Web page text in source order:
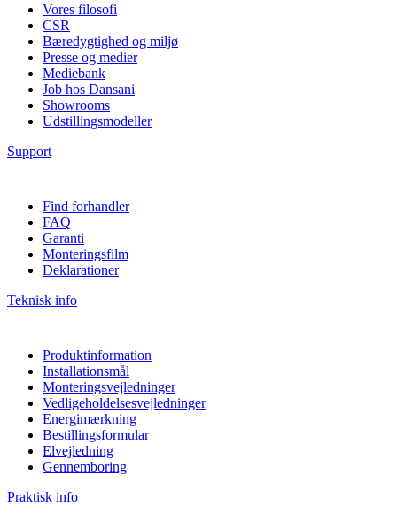
Vores filosofi
CSR
Bæredygtighed og miljø
Presse og medier
Mediebank
Job hos Dansani
Showrooms
Udstillingsmodeller
Support
Find forhandler
FAQ
Garanti
Monteringsfilm
Deklarationer
Teknisk info
Produktinformation
Installationsmål
Monteringsvejledninger
Vedligeholdelsesvejledninger
Energimærkning
Bestillingsformular
Elvejledning
Gennemboring
Praktisk info